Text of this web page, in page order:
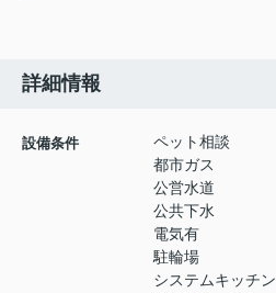
詳細情報
設備条件
ペット相談
都市ガス
公営水道
公共下水
電気有
駐輪場
システムキッチン